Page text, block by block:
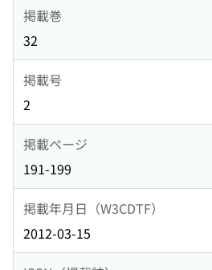
掲載巻
32
掲載号
2
掲載ページ
191-199
掲載年月日（W3CDTF）
2012-03-15